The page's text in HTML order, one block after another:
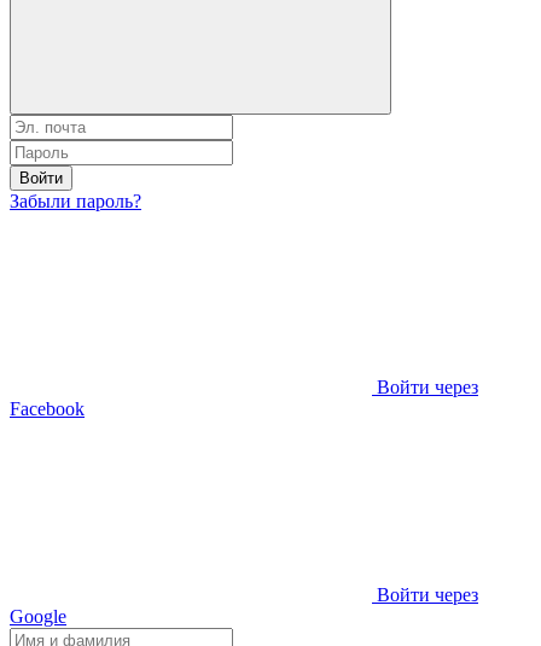
Войти
Забыли пароль?
Войти через
Facebook
Войти через
Google